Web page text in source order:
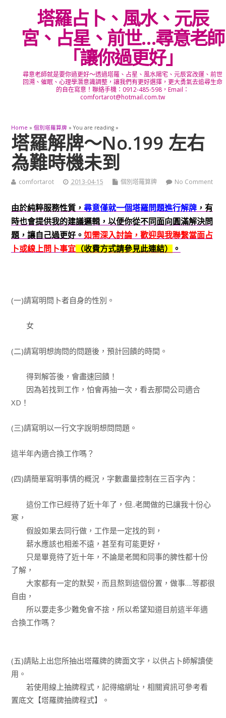
塔羅占卜、風水、元辰
宮、占星、前世…尋意老師
「讓你過更好」
尋意老師就是要你過更好～透過塔羅、占星、風水陽宅、元辰宮改運、前世
回溯、催眠、心理學潛意識調整，讓我們有更好選擇，更大勇氣去追尋生命
的自在寫意！聯絡手機：0912-485-598，Email：
comfortarot@hotmail.com.tw
Home » 個別塔羅算牌 » You are reading »
塔羅解牌～No.199 左右
為難時機未到
comfortarot 2013-04-15 個別塔羅算牌 No Comment
由於純粹服務性質， 尋意僅就一個塔羅問題進行解牌，有
時也會提供我的建議邏輯，以便你從不同面向圓滿解決問
題，讓自己過更好。 如需深入討論，歡迎與我聯繫當面占
卜或線上問卜事宜（收費方式請參見此連結） 。
(一)請寫明問卜者自身的性別。
女
(二)請寫明想詢問的問題後，預計回饋的時間。
得到解答後，會盡速回饋！
因為若找到工作，怕會再抽一次，看去那間公司適合
XD！
(三)請寫明以一行文字說明想問問題。
這半年內適合換工作嗎？
(四)請簡單寫明事情的概況，字數盡量控制在三百字內：
這份工作已經待了近十年了，但..老闆做的已讓我十份心
寒，
假設如果去同行做，工作是一定找的到，
薪水應該也相差不遠，甚至有可能更好，
只是畢竟待了近十年，不論是老闆和同事的脾性都十份
了解，
大家都有一定的默契，而且熬到這個份置，做事….等都很
自由，
所以要走多少難免會不捨，所以希望知道目前這半年適
合換工作嗎？
(五)請貼上出您所抽出塔羅牌的牌面文字，以供占卜師解讀使
用。
若使用線上抽牌程式，記得縮網址，相關資訊可參考看
置底文【塔羅牌抽牌程式】。